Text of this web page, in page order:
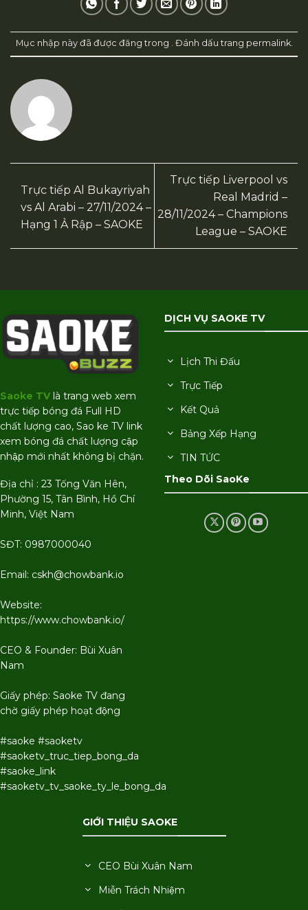
Mục nhập này đã được đăng trong . Đánh dấu trang permalink.
Trực tiếp Al Bukayriyah
vs Al Arabi – 27/11/2024 –
Hạng 1 Ả Rập – SAOKE
Trực tiếp Liverpool vs
Real Madrid –
28/11/2024 – Champions
League – SAOKE
Saoke TVlà trang web xem
trực tiếp bóng đá Full HD
chất lượng cao, Sao ke TV link
xem bóng đá chất lượng cập
nhập mới nhất không bị chặn.
Địa chỉ : 23 Tống Văn Hên,
Phường 15, Tân Bình, Hồ Chí
Minh, Việt Nam
SĐT: 0987000040
Email: cskh@chowbank.io
Website:
https://www.chowbank.io/
CEO & Founder: Bùi Xuân
Nam
Giấy phép: Saoke TV đang
chờ giấy phép hoạt động
#saoke #saoketv
#saoketv_truc_tiep_bong_da
#saoke_link
#saoketv_tv_saoke_ty_le_bong_da
DỊCH VỤ SAOKE TV
Lịch Thi Đấu
Trực Tiếp
Kết Quả
Bảng Xếp Hạng
TIN TỨC
Theo Dõi SaoKe
GIỚI THIỆU SAOKE
CEO Bùi Xuân Nam
Miễn Trách Nhiệm